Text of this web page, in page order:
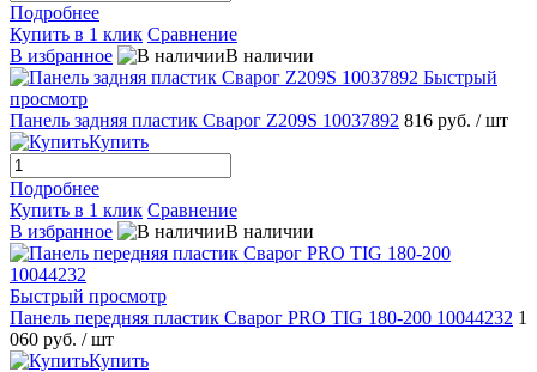
Подробнее
Купить в 1 клик Сравнение
В избранное
В наличии
Быстрый
просмотр
Панель задняя пластик Сварог Z209S 10037892 816 руб. / шт
Купить
Подробнее
Купить в 1 клик Сравнение
В избранное
В наличии
Быстрый просмотр
Панель передняя пластик Сварог PRO TIG 180-200 10044232 1
060 руб. / шт
Купить